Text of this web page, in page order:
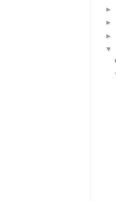
►
►
►
▼